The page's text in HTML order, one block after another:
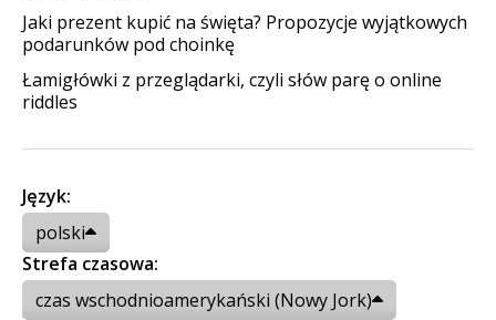
Jaki prezent kupić na święta? Propozycje wyjątkowych
podarunków pod choinkę
Łamigłówki z przeglądarki, czyli słów parę o online
riddles
Język:
polski
Strefa czasowa:
czas wschodnioamerykański (Nowy Jork)